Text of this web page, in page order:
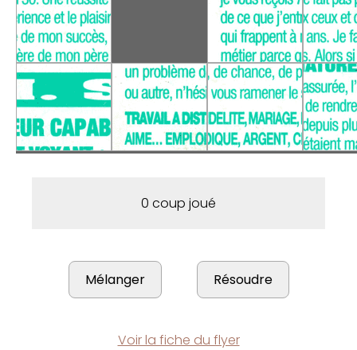
0 coup joué
Voir la fiche du flyer